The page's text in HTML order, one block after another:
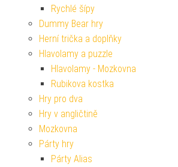
Rychlé šípy
Dummy Bear hry
Herní trička a doplňky
Hlavolamy a puzzle
Hlavolamy - Mozkovna
Rubikova kostka
Hry pro dva
Hry v angličtině
Mozkovna
Párty hry
Párty Alias